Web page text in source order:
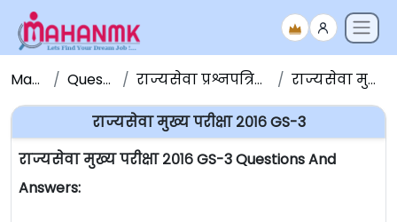
Maha NMK Question Papers राज्यसेवा प्रश्नपत्रिका संच - Question Papers राज्यसेवा मुख्य परीक्षा २०१६ GS-3
राज्यसेवा मुख्य परीक्षा २०१६ GS-3
राज्यसेवा मुख्य परीक्षा २०१६ GS-3 Questions And
Answers: